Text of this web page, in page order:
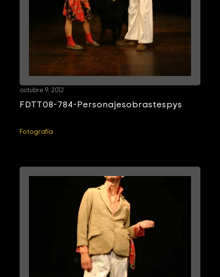
FDTT08-784-Personajesobrastespys
octubre 9, 2012
Fotografía